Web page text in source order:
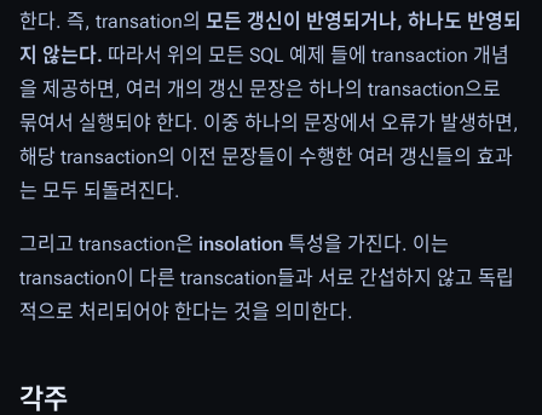
한다. 즉, transation의 모든 갱신이 반영되거나, 하나도 반영되
지 않는다. 따라서 위의 모든 SQL 예제 들에 transaction 개념
을 제공하면, 여러 개의 갱신 문장은 하나의 transaction으로
묶여서 실행되야 한다. 이중 하나의 문장에서 오류가 발생하면,
해당 transaction의 이전 문장들이 수행한 여러 갱신들의 효과
는 모두 되돌려진다.
그리고 transaction은 insolation 특성을 가진다. 이는
transaction이 다른 transcation들과 서로 간섭하지 않고 독립
적으로 처리되어야 한다는 것을 의미한다.
각주